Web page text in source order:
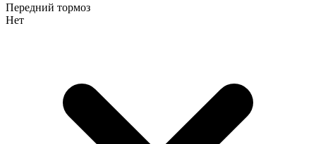
Передний тормоз
Нет